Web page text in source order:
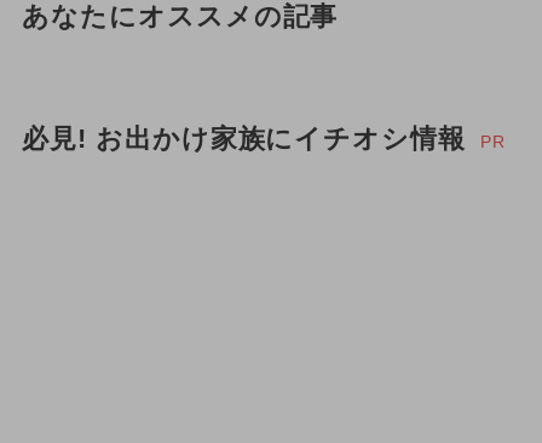
あなたにオススメの記事
必見! お出かけ家族にイチオシ情報 PR